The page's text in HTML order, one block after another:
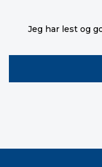
Jeg har lest og